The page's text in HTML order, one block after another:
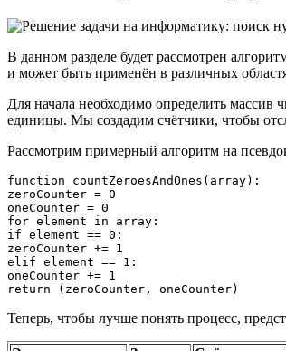
В данном разделе будет рассмотрен
и может быть применён в различных
Для начала необходимо определить массив
единицы. Мы создадим счётчики, чтобы
Рассмотрим примерный алгоритм на
function countZeroesAndOnes(array):
zeroCounter = 0
oneCounter = 0
for element in array:
if element == 0:
zeroCounter += 1
elif element == 1:
oneCounter += 1
Теперь, чтобы лучше понять процесс,